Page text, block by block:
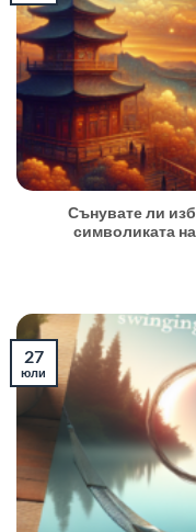
Сънувате ли
символиката
27
юли